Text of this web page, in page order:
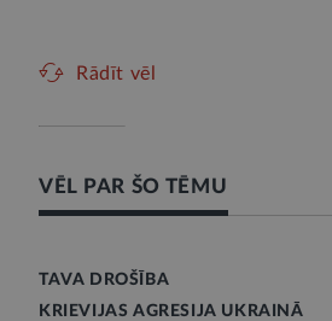
Rādīt vēl
VĒL PAR ŠO TĒMU
TAVA DROŠĪBA
KRIEVIJAS AGRESIJA UKRAINĀ